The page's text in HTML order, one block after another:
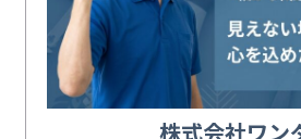
株式会社ワン